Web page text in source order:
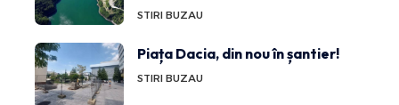
STIRI BUZAU
Piața Dacia, din nou în șantier!
STIRI BUZAU